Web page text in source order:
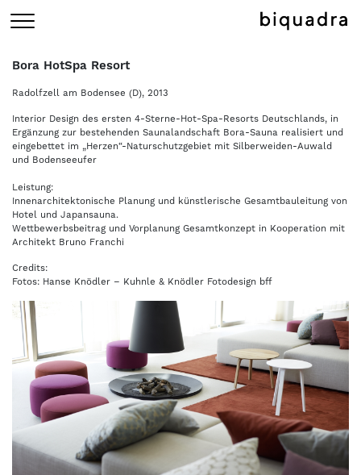
Bora HotSpa Resort
Radolfzell am Bodensee (D), 2013
Interior Design des ersten 4-Sterne-Hot-Spa-Resorts Deutschlands, in
Ergänzung zur bestehenden Saunalandschaft Bora-Sauna realisiert und
eingebettet im „Herzen“-Naturschutzgebiet mit Silberweiden-Auwald
und Bodenseeufer
Leistung:
Innenarchitektonische Planung und künstlerische Gesamtbauleitung von
Hotel und Japansauna.
Wettbewerbsbeitrag und Vorplanung Gesamtkonzept in Kooperation mit
Architekt Bruno Franchi
Credits:
Fotos: Hanse Knödler – Kuhnle & Knödler Fotodesign bff